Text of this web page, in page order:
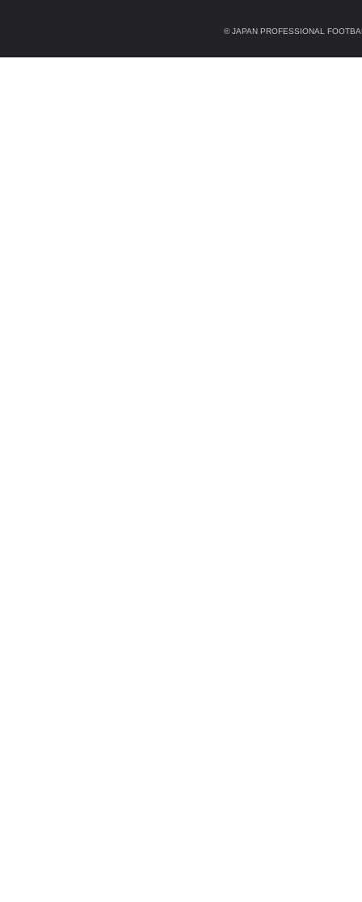
© JAPAN PROFESSIONAL